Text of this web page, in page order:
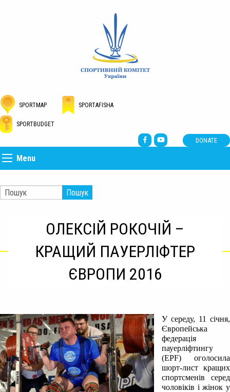
SPORTMAP SPORTAFISHA
SPORTBUDGET
DONATE
Menu
Пошук
ОЛЕКСІЙ РОКОЧІЙ –
КРАЩИЙ ПАУЕРЛІФТЕР
ЄВРОПИ 2016
У середу, 11 січня,
Європейська
федерація
пауерліфтингу
(EPF) оголосила
шорт-лист кращих
спортсменів серед
чоловіків і жінок у